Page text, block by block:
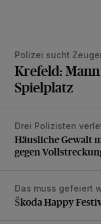
Polizei sucht
Krefeld:
Spielplatz
Häusliche Gewalt
Drei Polizisten
Häusliche Gewalt
gegen
Škoda Happy
Das muss gefeiert
Škoda Happy